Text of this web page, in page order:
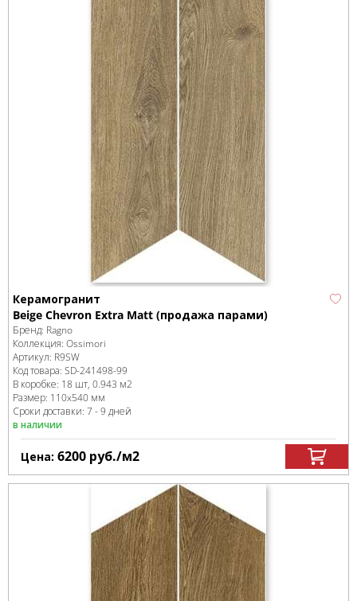
Керамогранит
Beige Chevron Extra Matt (продажа парами)
Бренд: Ragno
Коллекция: Ossimori
Артикул: R9SW
Код товара: SD-241498-99
В коробке: 18 шт, 0.943 м2
Размер: 110x540 мм
Сроки доставки: 7 - 9 дней
в наличии
Цена: 6200 руб./м2